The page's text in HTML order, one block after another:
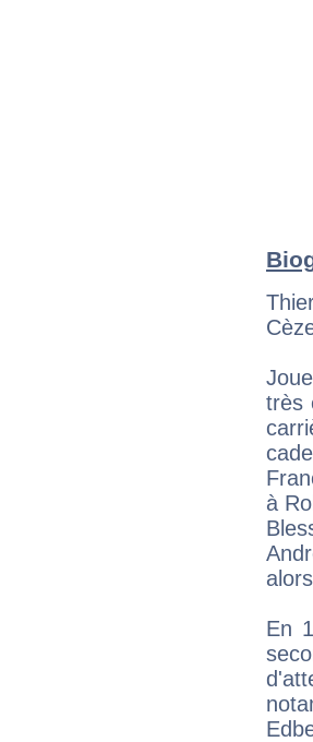
très
à
En